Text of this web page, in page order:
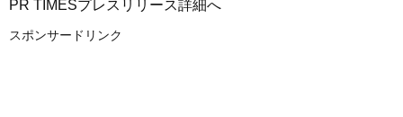
PR TIMESプレスリリース詳細へ
スポンサードリンク